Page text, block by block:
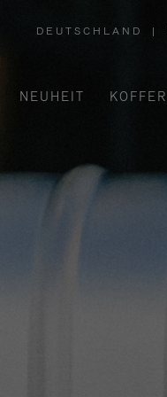
DEUTSCHLAND
,
AUS
|
NEUHEIT KOFFER